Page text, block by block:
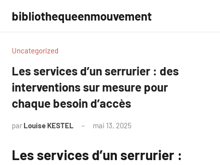
contenu
bibliothequeenmouvement
Uncategorized
Les services d’un serrurier : des
interventions sur mesure pour
chaque besoin d’accès
par Louise KESTEL mai 13, 2025
Les services d’un serrurier :